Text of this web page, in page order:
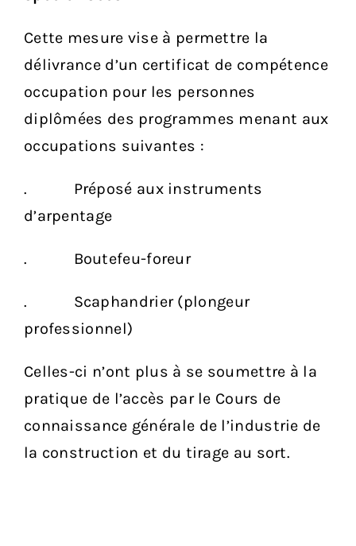
Cette mesure vise à permettre la
délivrance d’un certificat de compétence
occupation pour les personnes
diplômées des programmes menant aux
occupations suivantes :
. Préposé aux instruments
d’arpentage
. Boutefeu-foreur
. Scaphandrier (plongeur
professionnel)
Celles-ci n’ont plus à se soumettre à la
pratique de l’accès par le Cours de
connaissance générale de l’industrie de
la construction et du tirage au sort.